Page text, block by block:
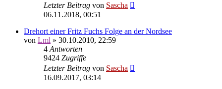
Letzter Beitrag von Sascha
06.11.2018, 00:51
Drehort einer Fritz Fuchs Folge an der Nordsee
von Lml » 30.10.2010, 22:59
4 Antworten
9424 Zugriffe
Letzter Beitrag von Sascha
16.09.2017, 03:14